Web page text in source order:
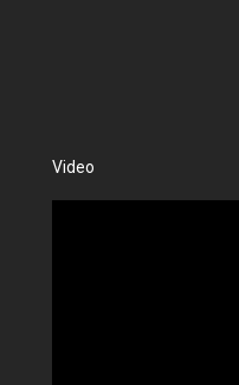
Video